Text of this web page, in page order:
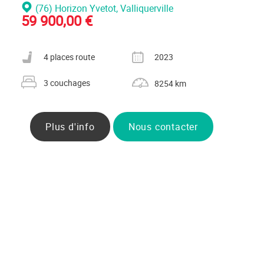
(76) Horizon Yvetot, Valliquerville
59 900,00 €
Nombre de places carte grise
4 places route
Année
2023
Nombre de couchages
3 couchages
Kilométrage
8254 km
Plus d'info Nous contacter